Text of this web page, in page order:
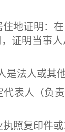
证明：在
证明当事
法人或其他
（负责人
复印件或工